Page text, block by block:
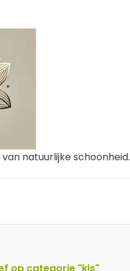
natuurlijke schoonheid.
op categorie "kis"